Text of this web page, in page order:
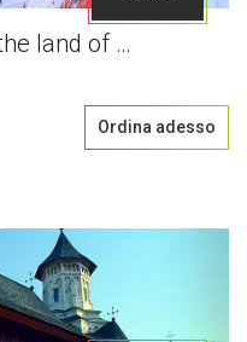
Halloween in the land of Dracula
Ordina adesso